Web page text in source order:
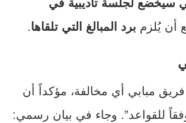
سيخضع لجلسة تأديبية في
أن يُلزم برد المبالغ التي تلقاها.
مبابي أي مخالفة، مؤكداً أن
للقواعد”. وجاء في بيان رسمي: